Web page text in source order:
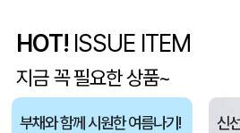
송OO
황OO 타포린가방대형
HOT! ISSUE ITEM
지금 꼭 필요한 상품~
부채와 함께 시원한 여름나기! 신